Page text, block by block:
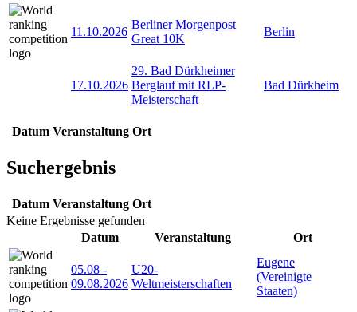
11.10.2026
Berliner Morgenpost
Great 10K
Berlin
17.10.2026
29. Bad Dürkheimer
Berglauf mit RLP-
Meisterschaft
Bad Dürkheim
Datum Veranstaltung Ort
Suchergebnis
Datum Veranstaltung Ort
Keine Ergebnisse gefunden
Datum
Veranstaltung Ort
05.08 -
09.08.2026
U20-
Weltmeisterschaften
Eugene
(Vereinigte
Staaten)